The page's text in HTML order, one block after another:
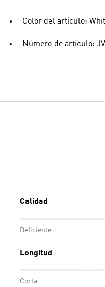
Color del artículo:
Número de artículo:
Calidad
Deficiente
Longitud
Corta